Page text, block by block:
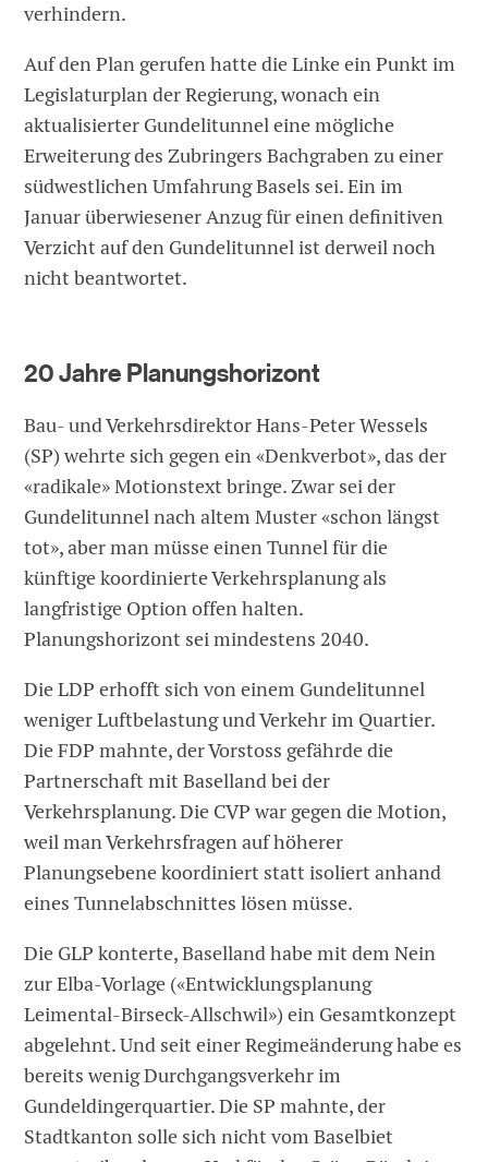
verhindern.
Auf den Plan gerufen hatte die Linke ein Punkt im
Legislaturplan der Regierung, wonach ein
aktualisierter Gundelitunnel eine mögliche
Erweiterung des Zubringers Bachgraben zu einer
südwestlichen Umfahrung Basels sei. Ein im
Januar überwiesener Anzug für einen definitiven
Verzicht auf den Gundelitunnel ist derweil noch
nicht beantwortet.
20 Jahre Planungshorizont
Bau- und Verkehrsdirektor Hans-Peter Wessels
(SP) wehrte sich gegen ein «Denkverbot», das der
«radikale» Motionstext bringe. Zwar sei der
Gundelitunnel nach altem Muster «schon längst
tot», aber man müsse einen Tunnel für die
künftige koordinierte Verkehrsplanung als
langfristige Option offen halten.
Planungshorizont sei mindestens 2040.
Die LDP erhofft sich von einem Gundelitunnel
weniger Luftbelastung und Verkehr im Quartier.
Die FDP mahnte, der Vorstoss gefährde die
Partnerschaft mit Baselland bei der
Verkehrsplanung. Die CVP war gegen die Motion,
weil man Verkehrsfragen auf höherer
Planungsebene koordiniert statt isoliert anhand
eines Tunnelabschnittes lösen müsse.
Die GLP konterte, Baselland habe mit dem Nein
zur Elba-Vorlage («Entwicklungsplanung
Leimental-Birseck-Allschwil») ein Gesamtkonzept
abgelehnt. Und seit einer Regimeänderung habe es
bereits wenig Durchgangsverkehr im
Gundeldingerquartier. Die SP mahnte, der
Stadtkanton solle sich nicht vom Baselbiet